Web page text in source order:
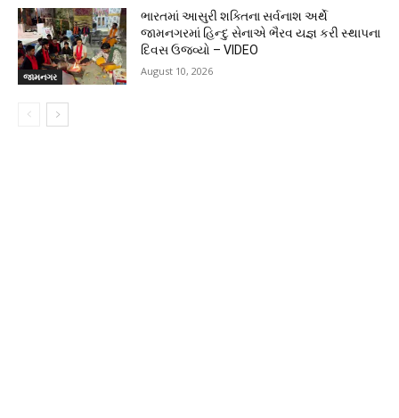
જામનગર
ભારતમાં આસુરી શક્તિના સર્વનાશ અર્થે
જામનગરમાં હિન્દુ સેનાએ ભૈરવ યજ્ઞ કરી સ્થાપના
દિવસ ઉજવ્યો – VIDEO
August 10, 2026